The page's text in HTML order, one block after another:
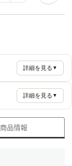
詳細を見る ▼
詳細を見る ▼
商品情報